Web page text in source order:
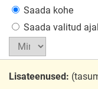
Saada kohe
Saada valitud ajal
Lisateenused: